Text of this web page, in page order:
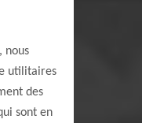
nous
utilitaires
des
sont en